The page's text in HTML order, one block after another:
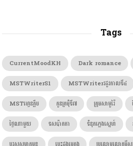
Tags
CurrentMoodKH Dark romance
MSTWriterS1
MSTWriterរដូវកាលទី៤
MSTហ្វេនក្លឹប
កូនក្រមុំទី៧ ក្រុមសាមូរ៉ៃ
ថ្ងៃណាមួយ
ទសប៉ាកកា ទំនុកភ្លេងស្នេហ៍